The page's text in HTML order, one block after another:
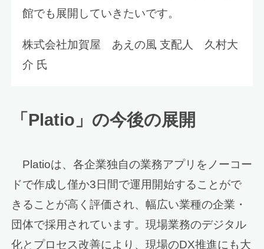
館でも展開していきたいです。
株式会社加賀屋 あえの風 支配人 久村大
介 氏
「Platio」の今後の展開
Platioは、各企業独自の業務アプリをノーコー
ドで作成し僅か3日間で運用開始することがで
きることが高く評価され、幅広い業種の企業・
団体で採用されています。現場業務のデジタル
化とプロセス改善により、現場のDX推進にも大